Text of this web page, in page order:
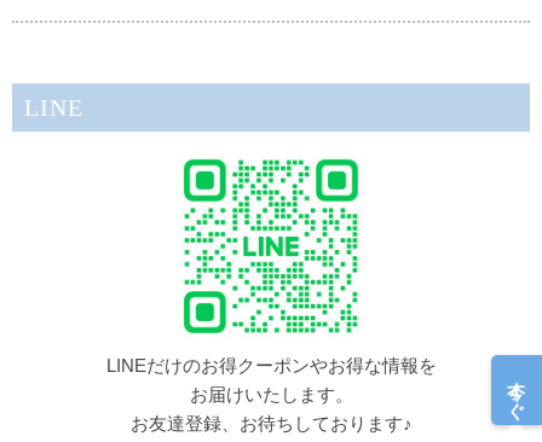
LINE
LINEだけのお得クーポンやお得な情報を
お届けいたします。
お友達登録、お待ちしております♪
今すぐ予約